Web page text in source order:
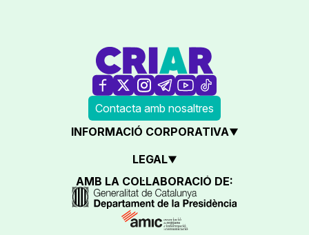
Contacta amb nosaltres
INFORMACIÓ CORPORATIVA
LEGAL
AMB LA COL·LABORACIÓ DE: